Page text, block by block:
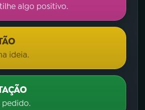
algo positivo.
ideia.
pedido.